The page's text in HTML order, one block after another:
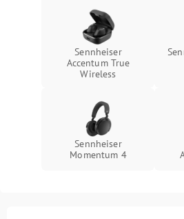
Sennheiser
Accentum True
Wireless
Sennheiser
Momentum 4